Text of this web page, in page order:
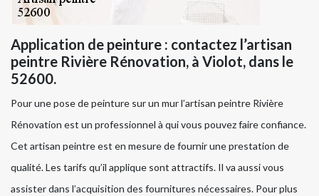
Application de peinture : contactez l’artisan
peintre Rivière Rénovation, à Violot, dans le
52600.
Pour une pose de peinture sur un mur l’artisan peintre Rivière
Rénovation est un professionnel à qui vous pouvez faire confiance.
Cet artisan peintre est en mesure de fournir une prestation de
qualité. Les tarifs qu’il applique sont attractifs. Il va aussi vous
assister dans l’acquisition des fournitures nécessaires. Pour plus